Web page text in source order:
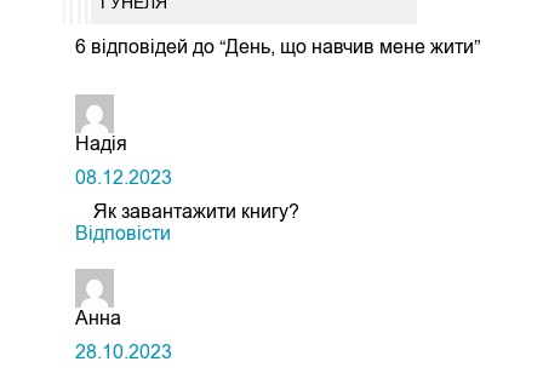
6 відповідей до “День, що навчив мене жити”
Надія
08.12.2023
Як завантажити книгу?
Відповіcти
Анна
28.10.2023